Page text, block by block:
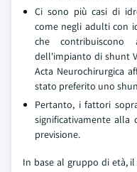
Ci sono più casi di
come negli adulti con
che contribuiscono
dell'impianto di shunt
Acta Neurochirurgica
stato preferito uno
Pertanto, i fattori
significativamente alla
previsione.
In base al gruppo di età,